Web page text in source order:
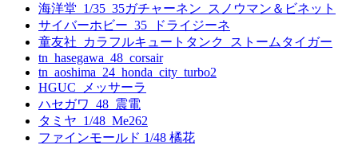
海洋堂_1/35_35ガチャーネン_スノウマン＆ビネット
サイバーホビー_35_ドライジーネ
童友社_カラフルキュートタンク_ストームタイガー
tn_hasegawa_48_corsair
tn_aoshima_24_honda_city_turbo2
HGUC_メッサーラ
ハセガワ_48_震電
タミヤ_1/48_Me262
ファインモールド 1/48 橘花